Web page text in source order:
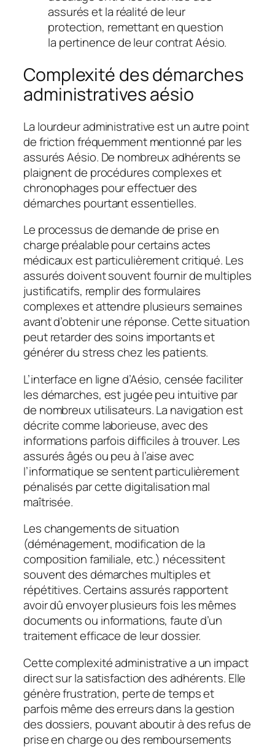
assurés et la réalité de leur
protection, remettant en question
la pertinence de leur contrat Aésio.
Complexité des démarches
administratives aésio
La lourdeur administrative est un autre point
de friction fréquemment mentionné par les
assurés Aésio. De nombreux adhérents se
plaignent de procédures complexes et
chronophages pour effectuer des
démarches pourtant essentielles.
Le processus de demande de prise en
charge préalable pour certains actes
médicaux est particulièrement critiqué. Les
assurés doivent souvent fournir de multiples
justificatifs, remplir des formulaires
complexes et attendre plusieurs semaines
avant d’obtenir une réponse. Cette situation
peut retarder des soins importants et
générer du stress chez les patients.
L’interface en ligne d’Aésio, censée faciliter
les démarches, est jugée peu intuitive par
de nombreux utilisateurs. La navigation est
décrite comme laborieuse, avec des
informations parfois difficiles à trouver. Les
assurés âgés ou peu à l’aise avec
l’informatique se sentent particulièrement
pénalisés par cette digitalisation mal
maîtrisée.
Les changements de situation
(déménagement, modification de la
composition familiale, etc.) nécessitent
souvent des démarches multiples et
répétitives. Certains assurés rapportent
avoir dû envoyer plusieurs fois les mêmes
documents ou informations, faute d’un
traitement efficace de leur dossier.
Cette complexité administrative a un impact
direct sur la satisfaction des adhérents. Elle
génère frustration, perte de temps et
parfois même des erreurs dans la gestion
des dossiers, pouvant aboutir à des refus de
prise en charge ou des remboursements